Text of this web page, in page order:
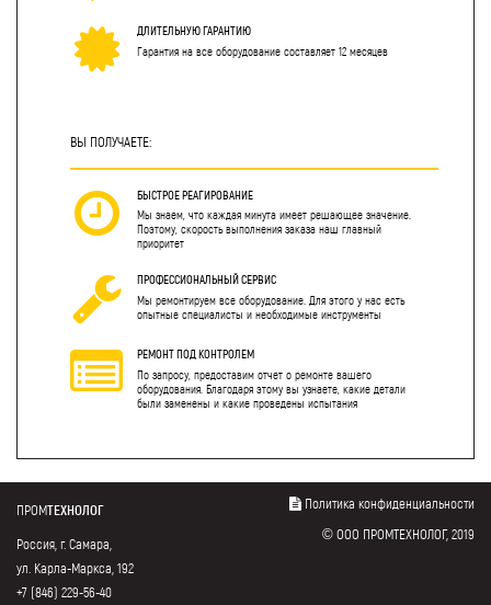
ДЛИТЕЛЬНУЮ ГАРАНТИЮ
Гарантия на все оборудование составляет 12 месяцев
ВЫ ПОЛУЧАЕТЕ:
БЫСТРОЕ РЕАГИРОВАНИЕ
Мы знаем, что каждая минута имеет решающее значение.
Поэтому, скорость выполнения заказа наш главный
приоритет
ПРОФЕССИОНАЛЬНЫЙ СЕРВИС
Мы ремонтируем все оборудование. Для этого у нас есть
опытные специалисты и необходимые инструменты
РЕМОНТ ПОД КОНТРОЛЕМ
По запросу, предоставим отчет о ремонте вашего
оборудования. Благодаря этому вы узнаете, какие детали
были заменены и какие проведены испытания
ПРОМТЕХНОЛОГ
Россия, г. Самара,
ул. Карла-Маркса, 192
+7 (846) 229-56-40
Политика конфиденциальности
© ООО ПРОМТЕХНОЛОГ, 2019